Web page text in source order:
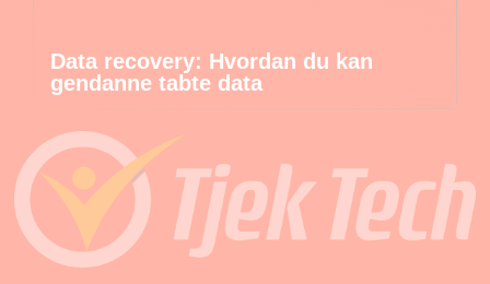
Data recovery: Hvordan du kan
gendanne tabte data